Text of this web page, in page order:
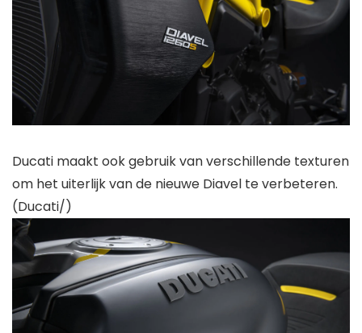
Ducati maakt ook gebruik van verschillende texturen
om het uiterlijk van de nieuwe Diavel te verbeteren.
(Ducati/)